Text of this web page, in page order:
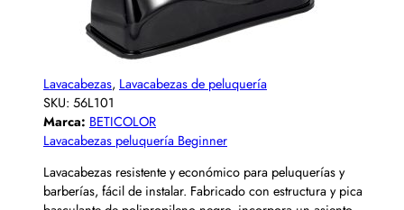
Lavacabezas, Lavacabezas de peluquería
SKU: 56L101
Marca: BETICOLOR
Lavacabezas peluquería Beginner
Lavacabezas resistente y económico para peluquerías y
barberías, fácil de instalar. Fabricado con estructura y pica